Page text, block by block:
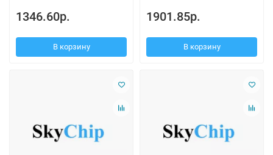
1346.60р.
В корзину
1901.85р.
В корзину